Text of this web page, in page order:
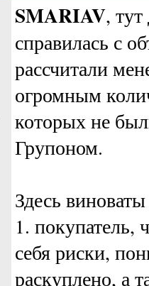
SMARIAV,
справилась с
рассчитали
огромным
которых не
Групоном.
Здесь
1. покупатель,
себя риски,
раскуплено, а